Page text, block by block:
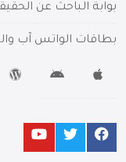
بوابة الباحث عن
بطاقات الواتس آب